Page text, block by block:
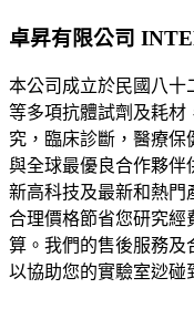
卓昇有限公司
本公司成立於民國八十
等多項抗體試劑及耗材
究，臨床診斷，醫療保
與全球最優良合作夥伴
新高科技及最新和熱門
合理價格節省您研究經
算。我們的售後服務及
以協助您的實驗室逤碰